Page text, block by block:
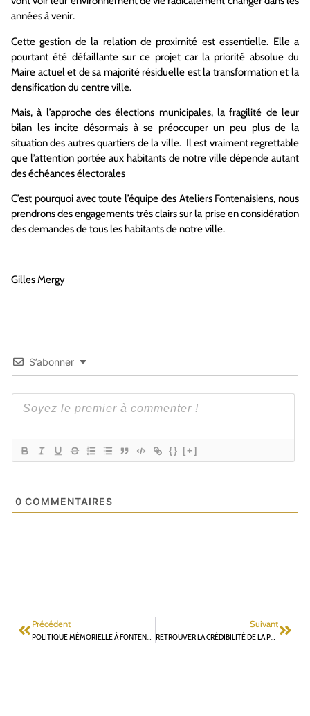
années à venir.
Cette gestion de la relation de proximité est essentielle. Elle a
pourtant été défaillante sur ce projet car la priorité absolue du
Maire actuel et de sa majorité résiduelle est la transformation et la
densification du centre ville.
Mais, à l’approche des élections municipales, la fragilité de leur
bilan les incite désormais à se préoccuper un peu plus de la
situation des autres quartiers de la ville. Il est vraiment regrettable
que l’attention portée aux habitants de notre ville dépende autant
des échéances électorales
C’est pourquoi avec toute l’équipe des Ateliers Fontenaisiens, nous
prendrons des engagements très clairs sur la prise en considération
des demandes de tous les habitants de notre ville.
Gilles Mergy
S’abonner
{} [+]
0 COMMENTAIRES
Précédent Suivant
RETROUVER LA CRÉDIBILITÉ DE LA PAROLE PUBLIQUE ET FAIRE DE FONTENAY UNE VILLE CITOYENNE